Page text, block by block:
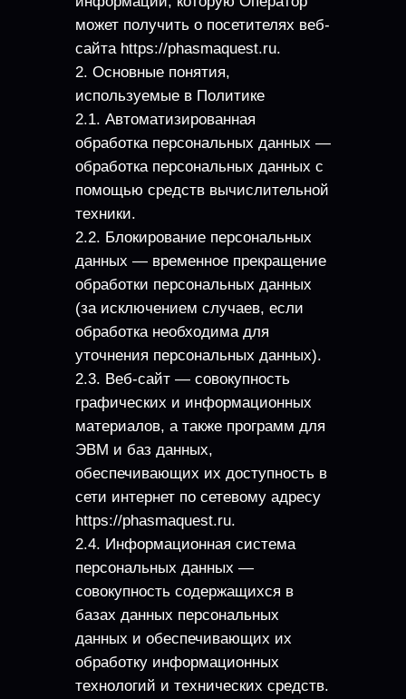
может получить о посетителях веб-
сайта https://phasmaquest.ru.
2. Основные понятия,
используемые в Политике
2.1. Автоматизированная
обработка персональных данных —
обработка персональных данных с
помощью средств вычислительной
техники.
2.2. Блокирование персональных
данных — временное прекращение
обработки персональных данных
(за исключением случаев, если
обработка необходима для
уточнения персональных данных).
2.3. Веб-сайт — совокупность
графических и информационных
материалов, а также программ для
ЭВМ и баз данных,
обеспечивающих их доступность в
сети интернет по сетевому адресу
https://phasmaquest.ru.
2.4. Информационная система
персональных данных —
совокупность содержащихся в
базах данных персональных
данных и обеспечивающих их
обработку информационных
технологий и технических средств.